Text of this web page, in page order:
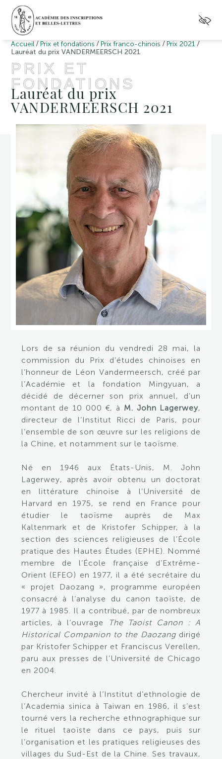
Accueil / Prix et fondations / Prix franco-chinois / Prix 2021 /
Lauréat du prix VANDERMEERSCH 2021
PRIX ET
FONDATIONS
Lauréat du prix
VANDERMEERSCH 2021
Lors de sa réunion du vendredi 28 mai, la
commission du Prix d’études chinoises en
l’honneur de Léon Vandermeersch, créé par
l’Académie et la fondation Mingyuan, a
décidé de décerner son prix annuel, d’un
montant de 10 000 €, à M. John Lagerwey,
directeur de l’Institut Ricci de Paris, pour
l’ensemble de son œuvre sur les religions de
la Chine, et notamment sur le taoïsme.
Né en 1946 aux États-Unis, M. John
Lagerwey, après avoir obtenu un doctorat
en littérature chinoise à l’Université de
Harvard en 1975, se rend en France pour
étudier le taoïsme auprès de Max
Kaltenmark et de Kristofer Schipper, à la
section des sciences religieuses de l’École
pratique des Hautes Études (EPHE). Nommé
membre de l’École française d’Extrême-
Orient (EFEO) en 1977, il a été secrétaire du
« projet Daozang », programme européen
consacré à l’analyse du canon taoïste, de
1977 à 1985. Il a contribué, par de nombreux
articles, à l’ouvrage
The Taoist Canon : A
Historical Companion to the Daozang dirigé
par Kristofer Schipper et Franciscus Verellen,
paru aux presses de l’Université de Chicago
en 2004.
Chercheur invité à l’Institut d’ethnologie de
l’Academia sinica à Taiwan en 1986, il s’est
tourné vers la recherche ethnographique sur
le rituel taoïste dans ce pays, puis sur
l’organisation et les pratiques religieuses des
villages du Sud-Est de la Chine. Ses travaux,